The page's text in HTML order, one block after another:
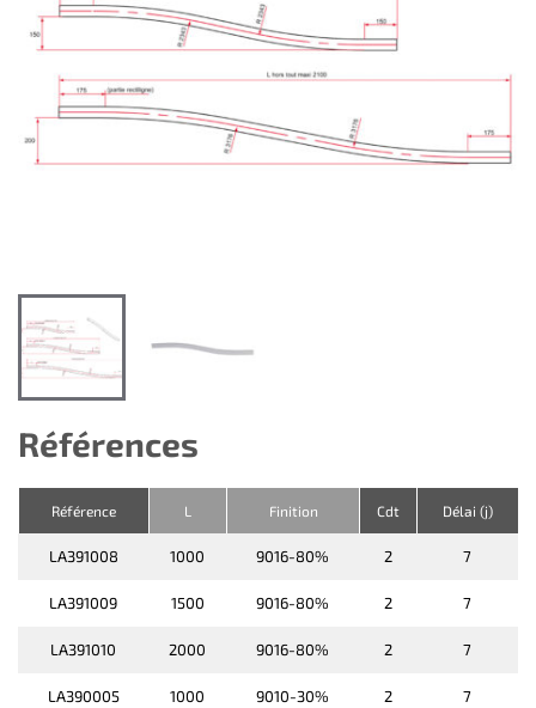
Références
Référence L Finition Cdt Délai (j)
LA391008 1000 9016-80% 2 7
LA391009 1500 9016-80% 2 7
LA391010 2000 9016-80% 2 7
LA390005 1000 9010-30% 2 7